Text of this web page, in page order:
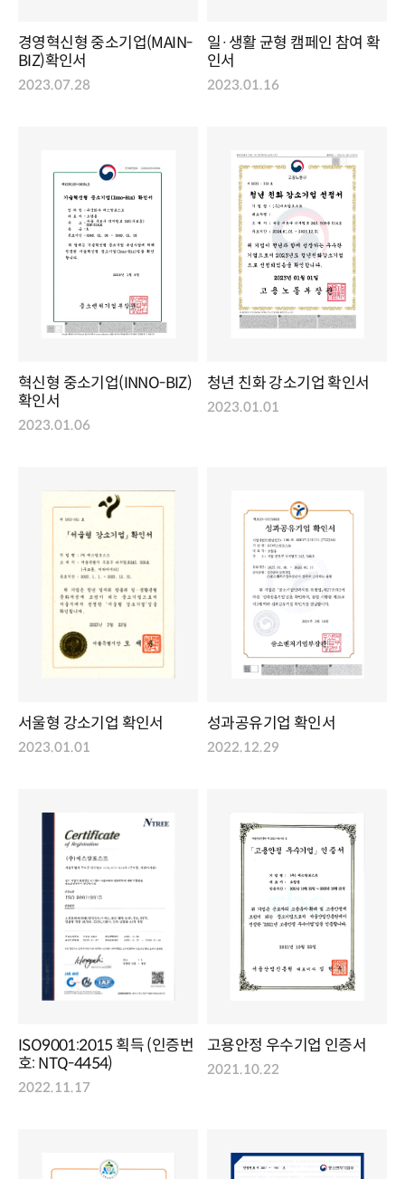
경영혁신형 중소기업(MAIN-
BIZ)확인서
2023.07.28
일·생활 균형 캠페인 참여 확
인서
2023.01.16
혁신형 중소기업(INNO-BIZ)
확인서
2023.01.06
청년 친화 강소기업 확인서
2023.01.01
서울형 강소기업 확인서
2023.01.01
성과공유기업 확인서
2022.12.29
ISO9001:2015 획득 (인증번
호: NTQ-4454)
2022.11.17
고용안정 우수기업 인증서
2021.10.22